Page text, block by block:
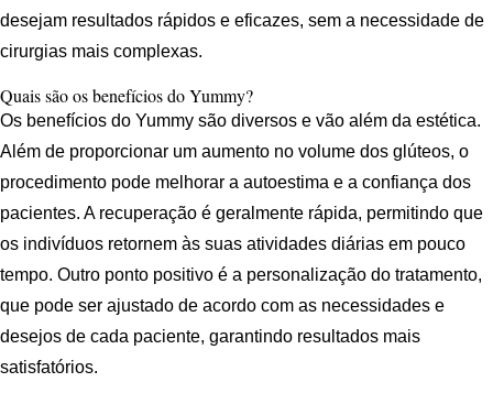
desejam resultados rápidos e eficazes, sem a necessidade de
cirurgias mais complexas.
Quais são os benefícios do Yummy?
Os benefícios do Yummy são diversos e vão além da estética.
Além de proporcionar um aumento no volume dos glúteos, o
procedimento pode melhorar a autoestima e a confiança dos
pacientes. A recuperação é geralmente rápida, permitindo que
os indivíduos retornem às suas atividades diárias em pouco
tempo. Outro ponto positivo é a personalização do tratamento,
que pode ser ajustado de acordo com as necessidades e
desejos de cada paciente, garantindo resultados mais
satisfatórios.